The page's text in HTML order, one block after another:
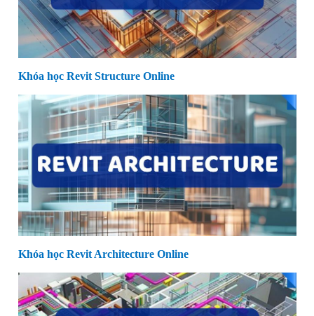
Khóa học Revit Structure Online
Khóa học Revit Architecture Online